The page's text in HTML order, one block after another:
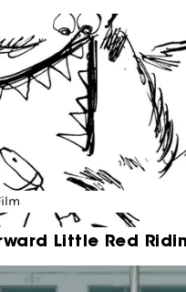
Little Red